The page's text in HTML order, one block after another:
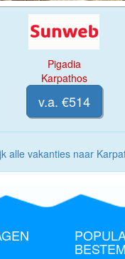
Pigadia
Karpathos
v.a. €514
alle vakanties naar